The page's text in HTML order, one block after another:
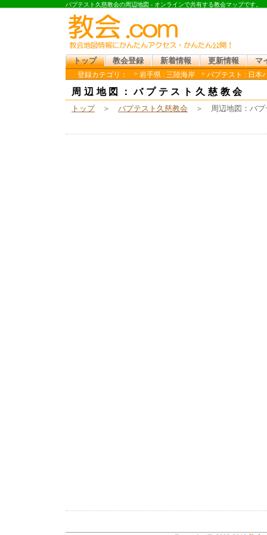
バプテスト久慈教会の周辺地図 - オンラインで共有する教会マップです。
トップ 教会登録 新着情報 更新情報
マ
登録カテゴリ：
岩手県 : 三陸海岸 バプテスト : 日本
周辺地図：バプテスト久慈教会
トップ ＞ バプテスト久慈教会 ＞ 周辺地図：バプ